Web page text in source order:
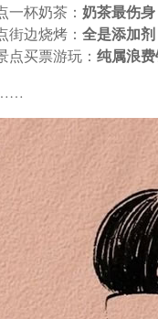
一杯奶茶： 奶茶最伤
街边烧烤： 全是添加
点买票游玩： 纯属浪